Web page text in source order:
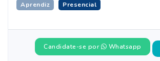
Aprendiz Presencial
Candidate-se por Whatsapp